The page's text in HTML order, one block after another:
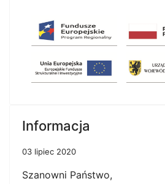
Informacja
03 lipiec 2020
Szanowni Państwo,